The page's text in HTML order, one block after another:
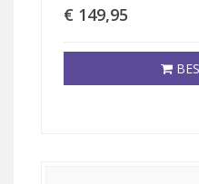
€ 149,95